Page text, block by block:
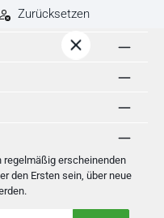
regelmäßig erscheinenden
den Ersten sein, über neue
Zurücksetzen